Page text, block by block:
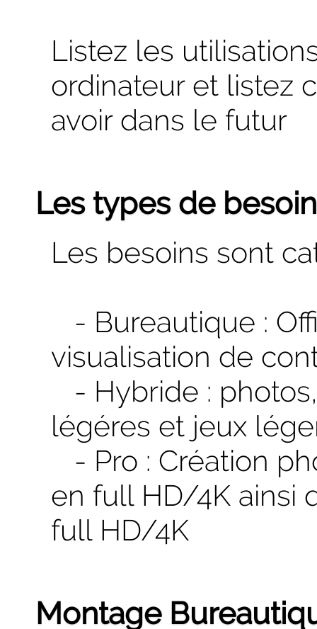
Listez les
ordinateur et listez
avoir dans le futur
Les types de
Les besoins sont
- Bureautique :
visualisation de
- Hybride :
légéres et jeux
- Pro : Création
en full HD/4K ainsi
full HD/4K
Montage